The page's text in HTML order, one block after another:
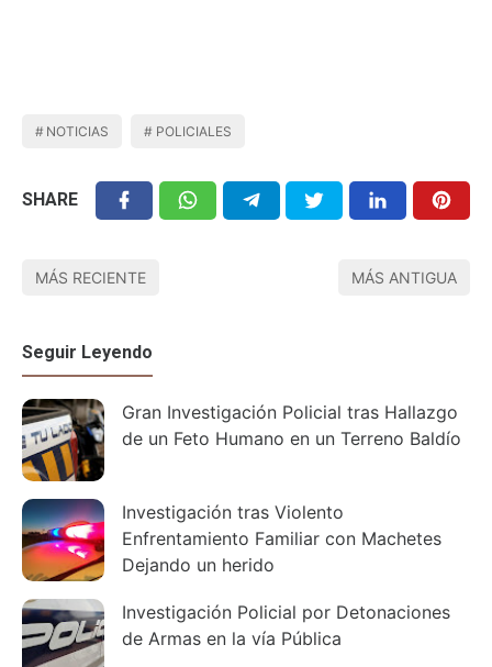
NOTICIAS POLICIALES
SHARE
MÁS RECIENTE MÁS ANTIGUA
Seguir Leyendo
Gran Investigación Policial tras Hallazgo
de un Feto Humano en un Terreno Baldío
Investigación tras Violento
Enfrentamiento Familiar con Machetes
Dejando un herido
Investigación Policial por Detonaciones
de Armas en la vía Pública